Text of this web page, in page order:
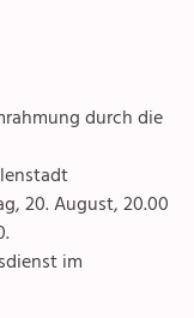
durch die
20. August, 20.00
im